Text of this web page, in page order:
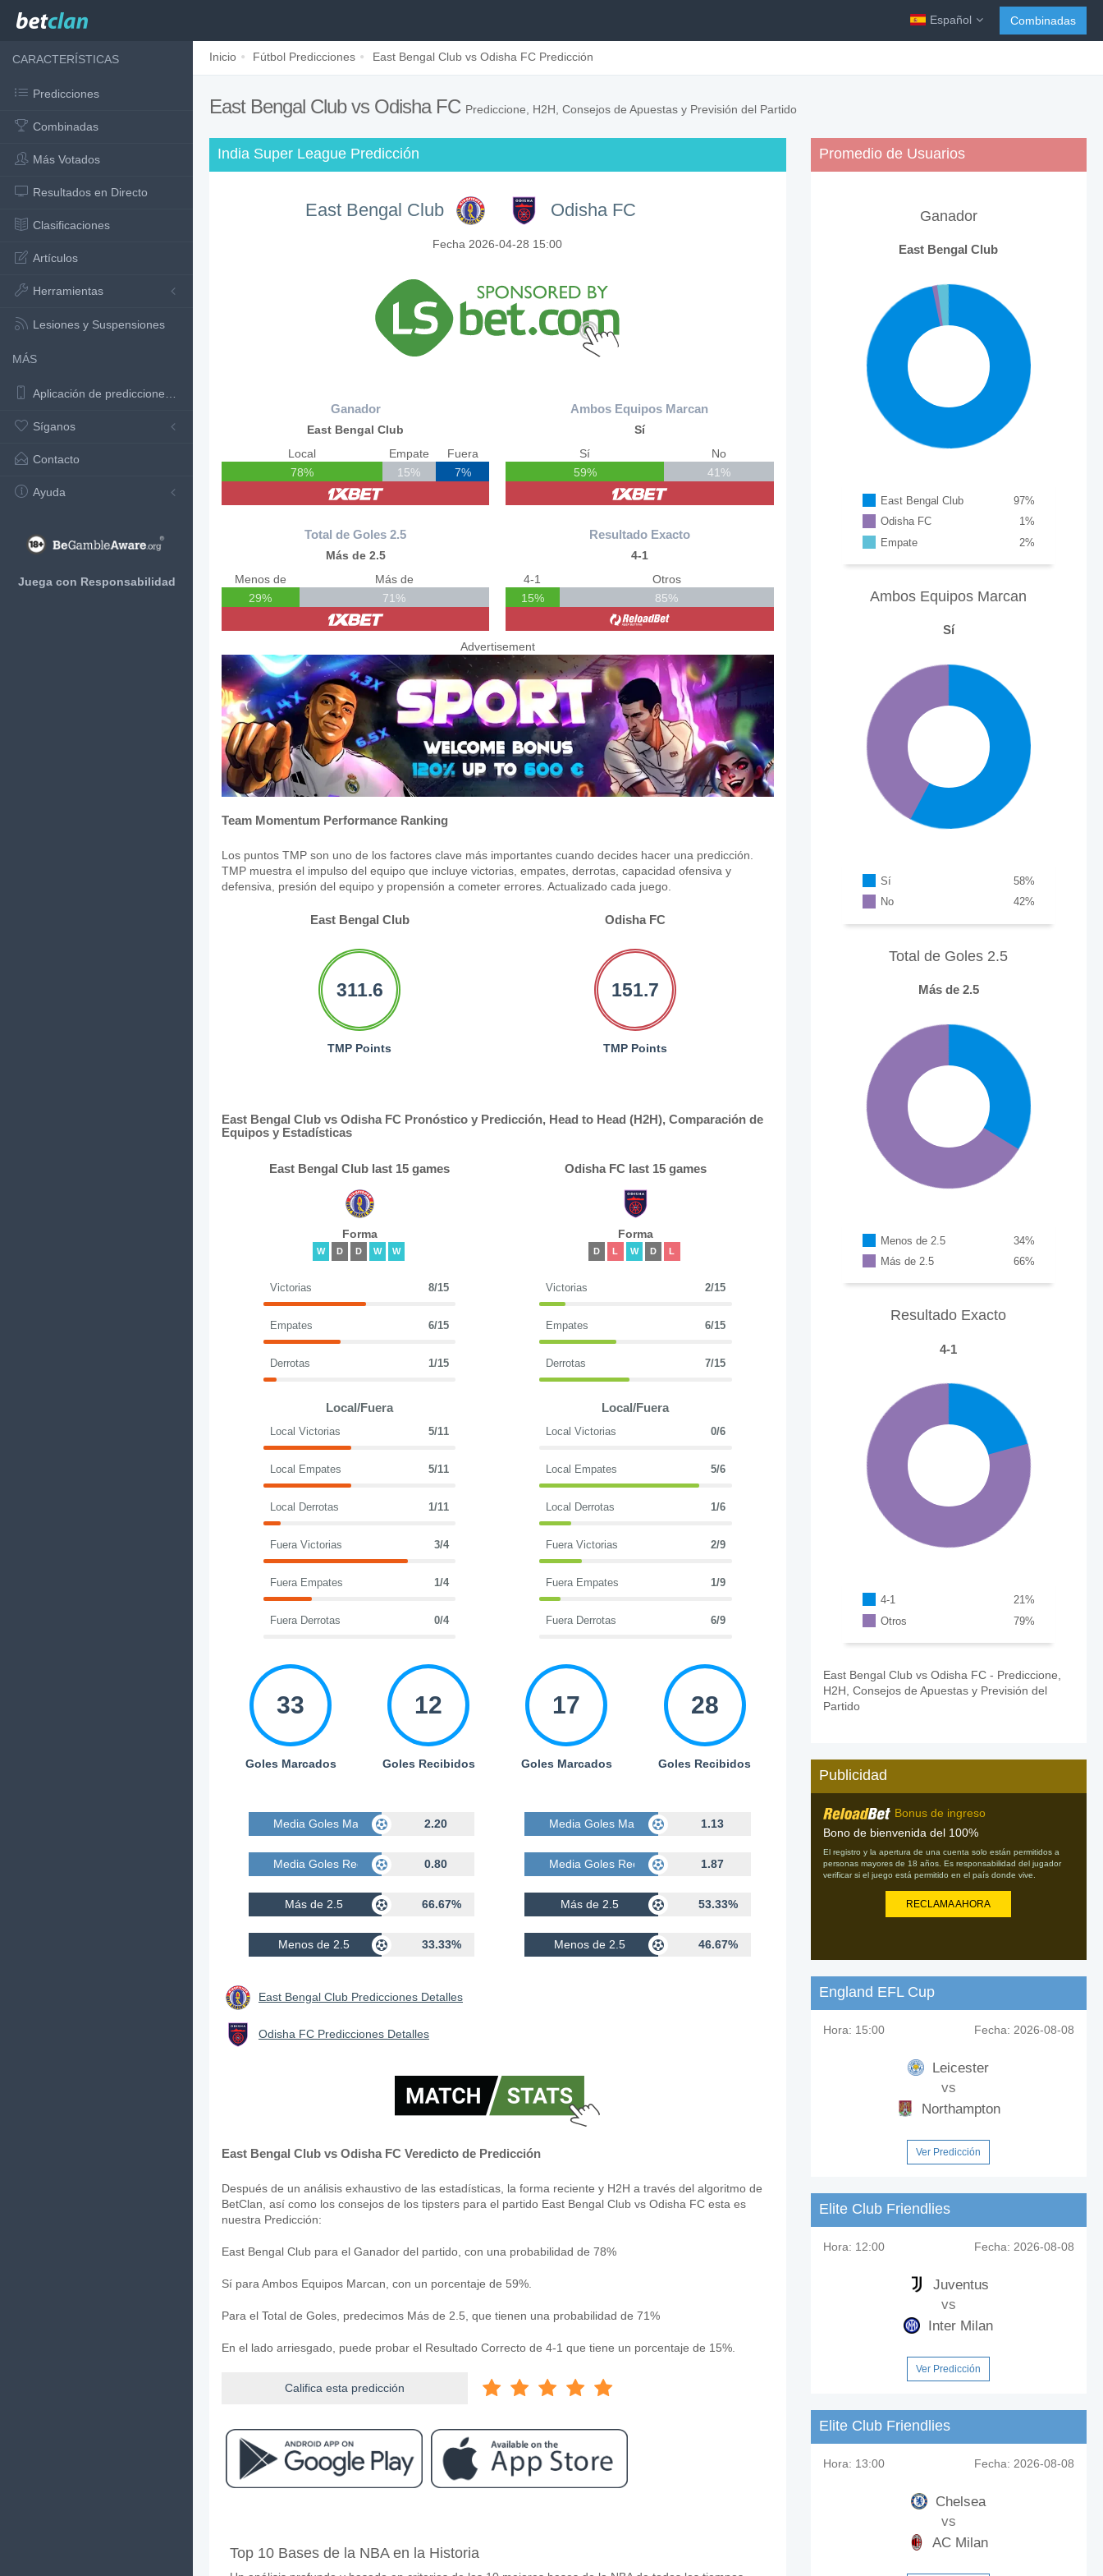
Español Combinadas
CARACTERÍSTICAS
Predicciones
Combinadas
Más Votados
Resultados en Directo
Clasificaciones
Artículos
Herramientas
Lesiones y Suspensiones
MÁS
Aplicación de predicciones de fútbol
Síganos
Contacto
Ayuda
Juega con Responsabilidad
Inicio Fútbol Predicciones East Bengal Club vs Odisha FC Predicción
East Bengal Club vs Odisha FC Prediccione, H2H, Consejos de Apuestas y Previsión del Partido
India Super League Predicción
East Bengal Club Odisha FC
Fecha 2026-04-28 15:00
Ganador
East Bengal Club
Local
78%
Empate
15%
Fuera
7%
Total de Goles 2.5
Más de 2.5
Menos de
29%
Más de
71%
Ambos Equipos Marcan
Sí
Sí
59%
No
41%
Resultado Exacto
4-1
4-1
15%
Otros
85%
Advertisement
Team Momentum Performance Ranking
Los puntos TMP son uno de los factores clave más importantes cuando decides hacer una predicción.
TMP muestra el impulso del equipo que incluye victorias, empates, derrotas, capacidad ofensiva y
defensiva, presión del equipo y propensión a cometer errores. Actualizado cada juego.
East Bengal Club Odisha FC
311.6
TMP Points
151.7
TMP Points
East Bengal Club vs Odisha FC Pronóstico y Predicción, Head to Head (H2H), Comparación de
Equipos y Estadísticas
East Bengal Club last 15 games
Forma
W D D W W
Victorias 8/15
Empates 6/15
Derrotas 1/15
Local/Fuera
Local Victorias 5/11
Local Empates 5/11
Local Derrotas 1/11
Fuera Victorias 3/4
Fuera Empates 1/4
Fuera Derrotas 0/4
33
Goles Marcados
12
Goles Recibidos
Media Goles Marcados 2.20
Media Goles Recibidos 0.80
Más de 2.5 66.67%
Menos de 2.5 33.33%
Odisha FC last 15 games
Forma
D L W D L
Victorias 2/15
Empates 6/15
Derrotas 7/15
Local/Fuera
Local Victorias 0/6
Local Empates 5/6
Local Derrotas 1/6
Fuera Victorias 2/9
Fuera Empates 1/9
Fuera Derrotas 6/9
17
Goles Marcados
28
Goles Recibidos
Media Goles Marcados 1.13
Media Goles Recibidos 1.87
Más de 2.5 53.33%
Menos de 2.5 46.67%
East Bengal Club Predicciones Detalles
Odisha FC Predicciones Detalles
East Bengal Club vs Odisha FC Veredicto de Predicción
Después de un análisis exhaustivo de las estadísticas, la forma reciente y H2H a través del algoritmo de
BetClan, así como los consejos de los tipsters para el partido East Bengal Club vs Odisha FC esta es
nuestra Predicción:
East Bengal Club para el Ganador del partido, con una probabilidad de 78%
Sí para Ambos Equipos Marcan, con un porcentaje de 59%.
Para el Total de Goles, predecimos Más de 2.5, que tienen una probabilidad de 71%
En el lado arriesgado, puede probar el Resultado Correcto de 4-1 que tiene un porcentaje de 15%.
Califica esta predicción
El partido entre East Bengal Club v Odisha FC 28 April 2026 15:00.
Top 10 Bases de la NBA en la Historia
Promedio de Usuarios
Ganador
East Bengal Club
East Bengal Club %
97
Odisha FC
%
1
Empate
%
2
Ambos Equipos Marcan
Sí
Sí %
58
No
%
42
Total de Goles 2.5
Más de 2.5
Menos de 2.5 %
34
Más de 2.5
%
66
Resultado Exacto
4-1
4-1 %
21
Otros
%
79
East Bengal Club vs Odisha FC - Prediccione,
H2H, Consejos de Apuestas y Previsión del
Partido
Publicidad
Bonus de ingreso
Bono de bienvenida del 100%
El registro y la apertura de una cuenta solo están permitidos a
personas mayores de 18 años. Es responsabilidad del jugador
verificar si el juego está permitido en el país donde vive.
RECLAMA AHORA
England EFL Cup
Hora: 15:00 Fecha: 2026-08-08
Leicester
vs
Northampton
Ver Predicción
Elite Club Friendlies
Hora: 12:00 Fecha: 2026-08-08
Juventus
vs
Inter Milan
Ver Predicción
Elite Club Friendlies
Hora: 13:00 Fecha: 2026-08-08
Chelsea
vs
AC Milan